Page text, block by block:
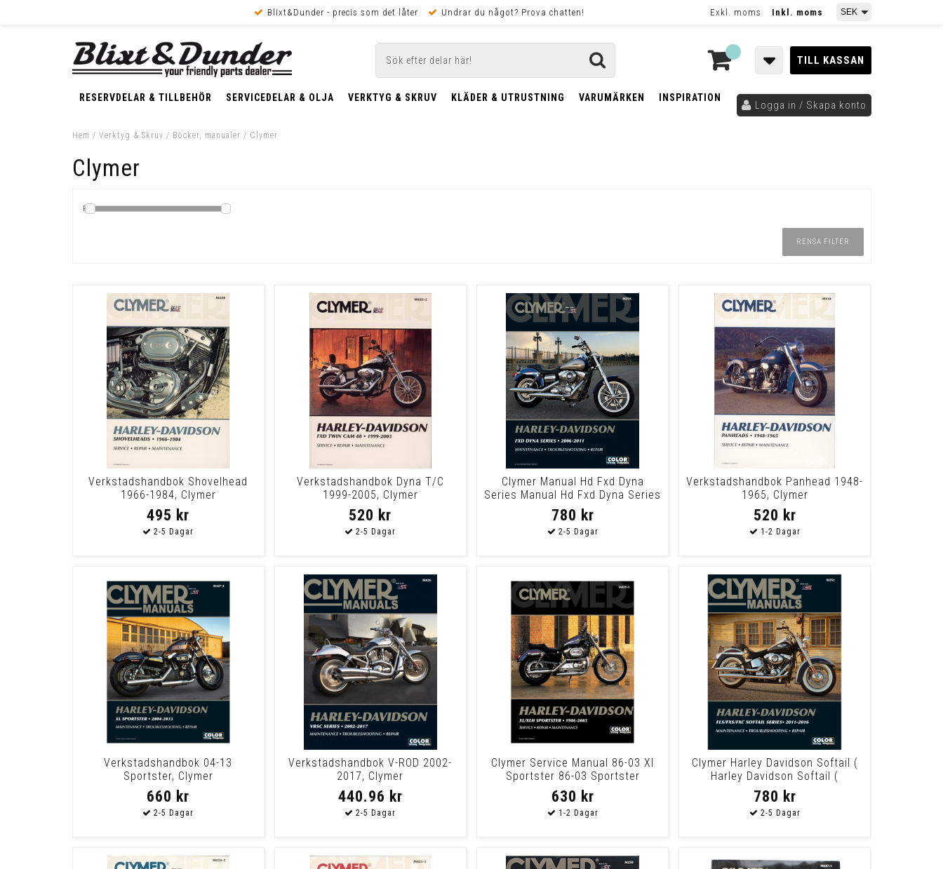
Blixt&Dunder - precis som det låter Undrar du något? Prova chatten! Exkl. moms Inkl. moms
TILL KASSAN
RESERVDELAR & TILLBEHÖR SERVICEDELAR & OLJA VERKTYG & SKRUV KLÄDER & UTRUSTNING VARUMÄRKEN INSPIRATION
Logga in / Skapa konto
Hem / Verktyg & Skruv / Böcker, manualer / Clymer
Clymer
Pris
RENSA FILTER
Verkstadshandbok Shovelhead
1966-1984, Clymer
495 kr
Verkstadshandbok Dyna T/C
1999-2005, Clymer
520 kr
Clymer Manual Hd Fxd Dyna
Series Manual Hd Fxd Dyna Series
780 kr
Verkstadshandbok Panhead 1948-
1965, Clymer
520 kr
Verkstadshandbok 04-13
Sportster, Clymer
660 kr
Verkstadshandbok V-ROD 2002-
2017, Clymer
440.96 kr
Clymer Service Manual 86-03 Xl
Sportster 86-03 Sportster
630 kr
Clymer Harley Davidson Softail (
Harley Davidson Softail (
780 kr